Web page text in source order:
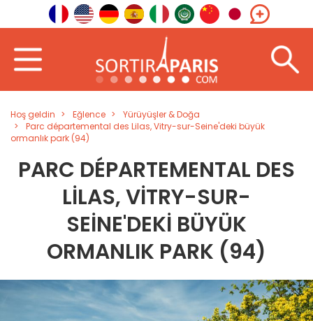
Hoş geldin Eğlence
Yürüyüşler & Doğa
Parc départemental des Lilas, Vitry-sur-Seine'deki büyük
ormanlık park (94)
PARC DÉPARTEMENTAL DES
LILAS, VITRY-SUR-
SEINE'DEKI BÜYÜK
ORMANLIK PARK (94)